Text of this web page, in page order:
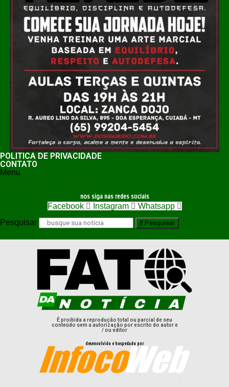
POLÍTICA DE PRIVACIDADE
CONTATO
Menu
nos siga nas redes sociais
Facebook Instagram
Whatsapp
Pesquisar
Pesquisar
É proibida a reprodução total ou parcial de seu
conteúdo sem a autorização por escrito do autor e
/ ou editor
desenvolvido e hospedado por